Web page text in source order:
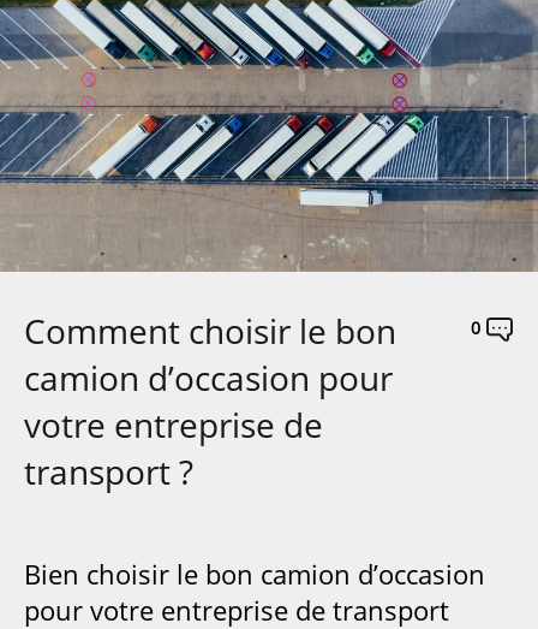
Comment choisir le bon
camion d’occasion pour
votre entreprise de
transport ?
0
Bien choisir le bon camion d’occasion
pour votre entreprise de transport